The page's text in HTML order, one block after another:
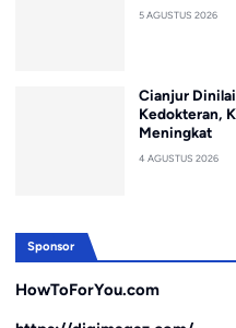
5 AGUSTUS 2026
Cianjur
Kedokteran,
Meningkat
4 AGUSTUS 2026
Sponsor
HowToForYou.com